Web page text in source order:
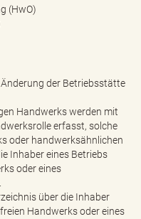
(HwO)
der Betriebsstätte
Handwerks werden mit
erfasst, solche
oder handwerksähnlichen
Inhaber eines Betriebs
oder eines
über die Inhaber
Handwerks oder eines